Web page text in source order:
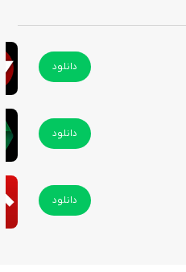
دانلود
دانلود
دانلود